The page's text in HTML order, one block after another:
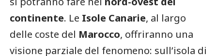
continente. Le Isole Canarie, al largo
delle coste del Marocco, offriranno una
visione parziale del fenomeno: sull’isola di